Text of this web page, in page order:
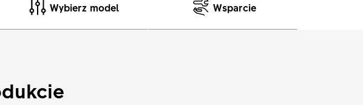
Wybierz model Wsparcie